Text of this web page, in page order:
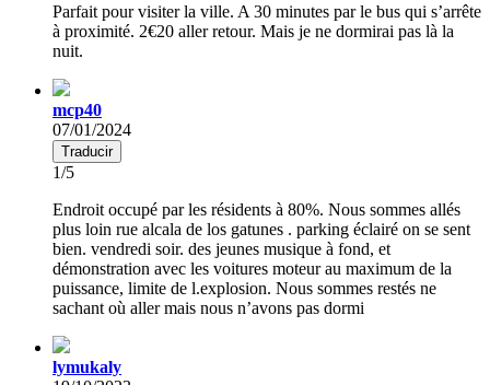
Parfait pour visiter la ville. A 30 minutes par le bus qui s’arrête
à proximité. 2€20 aller retour. Mais je ne dormirai pas là la
nuit.
mcp40
07/01/2024
Traducir
1/5
Endroit occupé par les résidents à 80%. Nous sommes allés
plus loin rue alcala de los gatunes . parking éclairé on se sent
bien. vendredi soir. des jeunes musique à fond, et
démonstration avec les voitures moteur au maximum de la
puissance, limite de l.explosion. Nous sommes restés ne
sachant où aller mais nous n’avons pas dormi
lymukaly